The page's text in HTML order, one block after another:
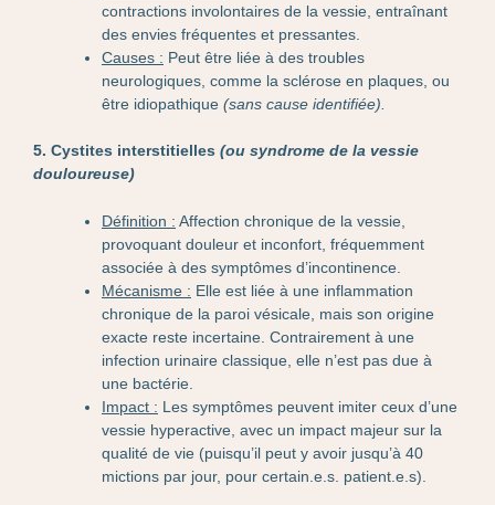
contractions involontaires de la vessie, entraînant
des envies fréquentes et pressantes.
Causes : Peut être liée à des troubles
neurologiques, comme la sclérose en plaques, ou
être idiopathique (sans cause identifiée).
5. Cystites interstitielles (ou syndrome de la vessie
douloureuse)
Définition : Affection chronique de la vessie,
provoquant douleur et inconfort, fréquemment
associée à des symptômes d’incontinence.
Mécanisme : Elle est liée à une inflammation
chronique de la paroi vésicale, mais son origine
exacte reste incertaine. Contrairement à une
infection urinaire classique, elle n’est pas due à
une bactérie.
Impact : Les symptômes peuvent imiter ceux d’une
vessie hyperactive, avec un impact majeur sur la
qualité de vie (puisqu’il peut y avoir jusqu’à 40
mictions par jour, pour certain.e.s. patient.e.s).